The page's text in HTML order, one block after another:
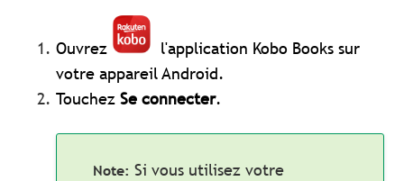
Ouvrez
l'application Kobo Books sur
votre appareil Android.
TouchezSe connecter.
Si vous utilisez votre